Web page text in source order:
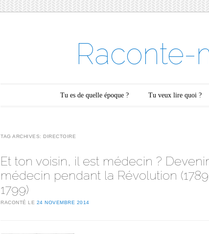
Raconte-
Main menuTu es de quelle époque ? Tu veux lire quoi ?
TAG ARCHIVES: DIRECTOIRE
Et ton voisin, il est médecin ? Devenir
médecin pendant la Révolution
1799)
RACONTÉ LE 24 NOVEMBRE 2014